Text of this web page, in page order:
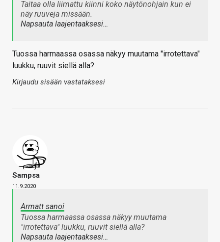
Taitaa olla liimattu kiinni koko näytönohjain kun ei
näy ruuveja missään.
Napsauta laajentaaksesi…
Tuossa harmaassa osassa näkyy muutama "irrotettava"
luukku, ruuvit siellä alla?
Kirjaudu sisään vastataksesi
Sampsa
11.9.2020
Armatt sanoi
Tuossa harmaassa osassa näkyy muutama
"irrotettava" luukku, ruuvit siellä alla?
Napsauta laajentaaksesi…